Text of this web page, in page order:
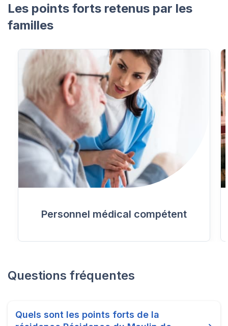
Les points forts retenus par les
familles
Personnel médical compétent
Questions fréquentes
Quels sont les points forts de la